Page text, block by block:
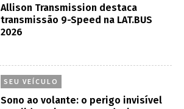
Allison Transmission destaca
transmissão 9-Speed na LAT.BUS
2026
SEU VEÍCULO
Sono ao volante: o perigo invisível